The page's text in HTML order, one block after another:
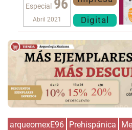
Especial 96
Abril 2021 Digital
arqueomexE96 Prehispánica